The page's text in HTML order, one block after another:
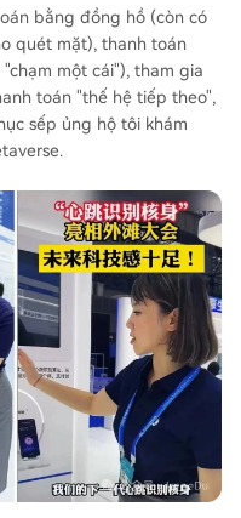
bằng đồng hồ (còn có
quét mặt), thanh toán
một cái"), tham gia
toán "thế hệ tiếp theo",
sếp ủng hộ tôi khám